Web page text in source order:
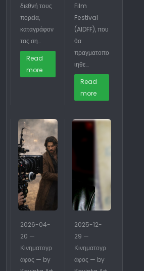
διεθνή τους
πορεία,
καταγράφον
τας ση…
Read
more
Film
Festival
(AIDFF), που
θα
πραγματοπο
ιηθε…
Read
more
2026-04-
20 —
Κινηματογρ
άφος — by
2025-12-
29 —
Κινηματογρ
άφος — by